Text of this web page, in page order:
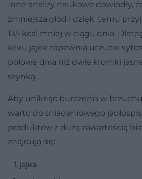
Inne analizy naukowe dowiodły,
zmniejsza głód i dzięki temu
135 kcal mniej w ciągu dnia.
kilku jajek zapewnia uczucie
połowę dnia niż dwie kromki
szynką.
Aby uniknąć burczenia w
warto do śniadaniowego
produktów z dużą zawartością
znajdują się:
jajka,